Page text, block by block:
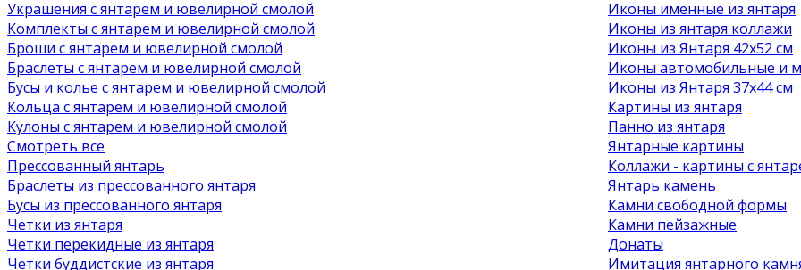
Украшения с янтарем и ювелирной смолой
Комплекты с янтарем и ювелирной смолой
Броши с янтарем и ювелирной смолой
Браслеты с янтарем и ювелирной смолой
Бусы и колье с янтарем и ювелирной смолой
Кольца с янтарем и ювелирной смолой
Кулоны с янтарем и ювелирной смолой
Смотреть все
Прессованный янтарь
Браслеты из прессованного янтаря
Бусы из прессованного янтаря
Четки из янтаря
Четки перекидные из янтаря
Четки буддистские из янтаря
Иконы именные из янтаря
Иконы из янтаря коллажи
Иконы из Янтаря 42х52 см
Иконы автомобильные и
Иконы из Янтаря 37х44 см
Картины из янтаря
Панно из янтаря
Янтарные картины
Коллажи - картины с
Янтарь камень
Камни свободной формы
Камни пейзажные
Донаты
Имитация янтарного